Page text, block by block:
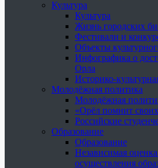
Культура
Культура
Жизнь городских
Фестивали и
Объекты
Инфографика о
Орла
Историко-
Молодёжная политика
Молодёжная
«Орёл помнит
Российские
Образование
Образование
Независимая
осуществления